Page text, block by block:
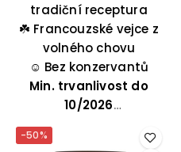
mrkve nebo chřestu.
Skvěle se hodí i k
dušeným nebo
pošírovaným rybám,
kterým dodá jemně
česnekový a krémový
tradiční receptura
☘️ Francouzské vejce z
volného chovu
☺️ Bez konzervantů
Min. trvanlivost do
10/2026
-50%